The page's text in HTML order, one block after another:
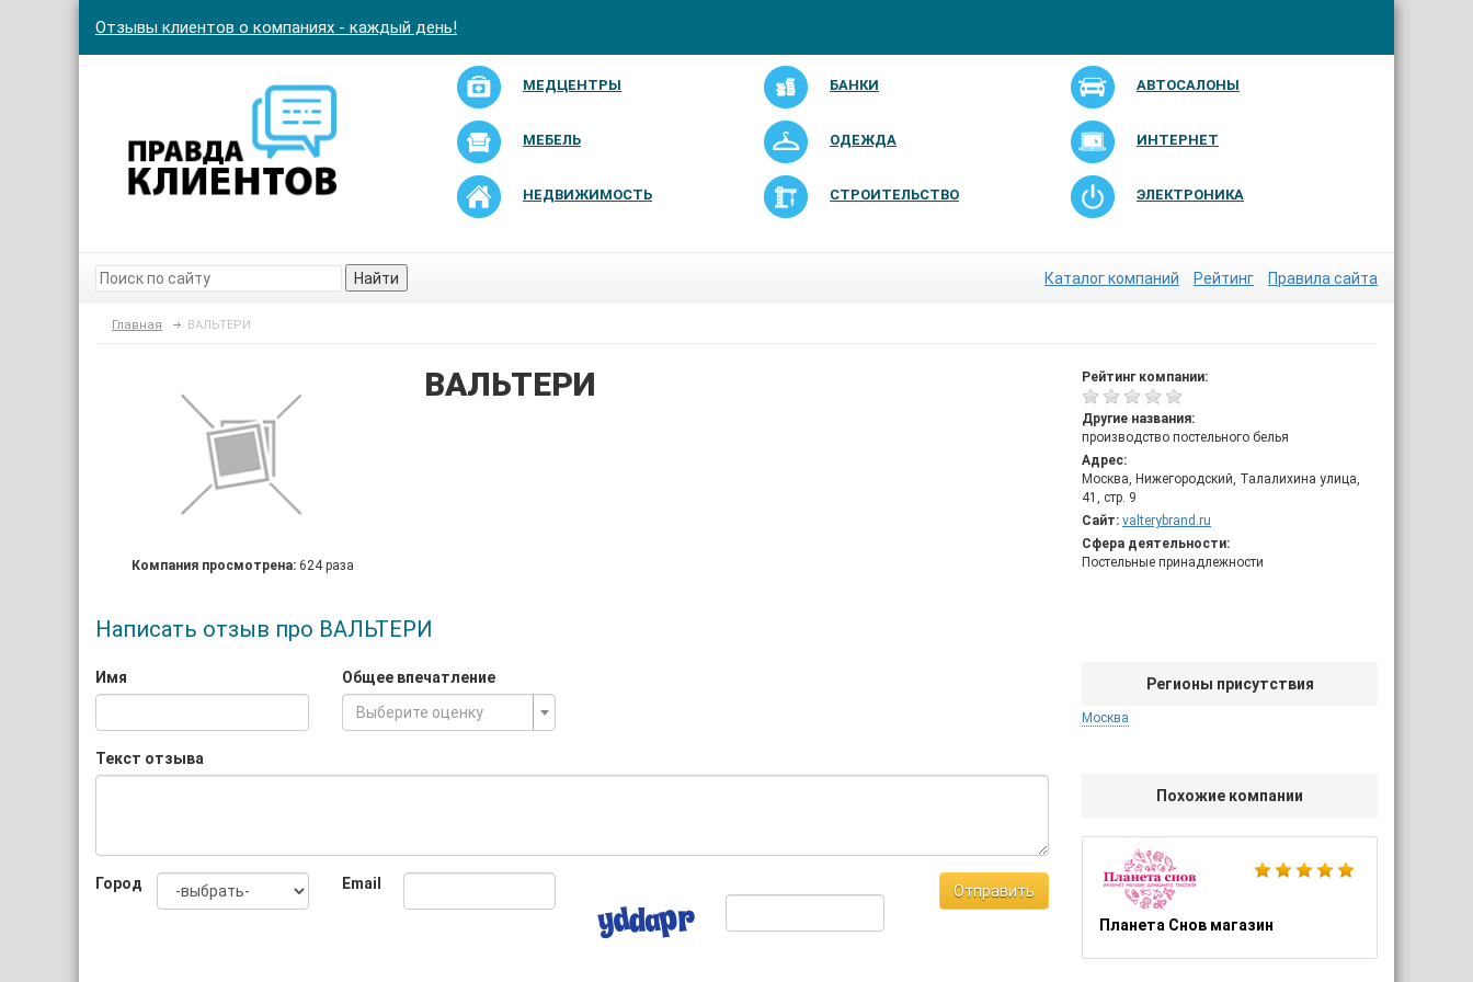
Отзывы клиентов о компаниях - каждый день!
МЕДЦЕНТРЫ БАНКИ АВТОСАЛОНЫ
МЕБЕЛЬ ОДЕЖДА ИНТЕРНЕТ
НЕДВИЖИМОСТЬ СТРОИТЕЛЬСТВО ЭЛЕКТРОНИКА
Найти Каталог компаний Рейтинг Правила сайта
Главная ВАЛЬТЕРИ
Рейтинг компании:
Другие названия:
производство постельного белья
Адрес:
Москва, Нижегородский, Талалихина улица,
41, стр. 9
Сайт: valterybrand.ru
Сфера деятельности:
Постельные принадлежности
Регионы присутствия
Москва
Похожие компании
Планета Снов магазин
Компания просмотрена:624 раза
ВАЛЬТЕРИ
Написать отзыв про ВАЛЬТЕРИ
Имя
Общее впечатление
Выберите оценку
Текст отзыва
Город Email Отправить